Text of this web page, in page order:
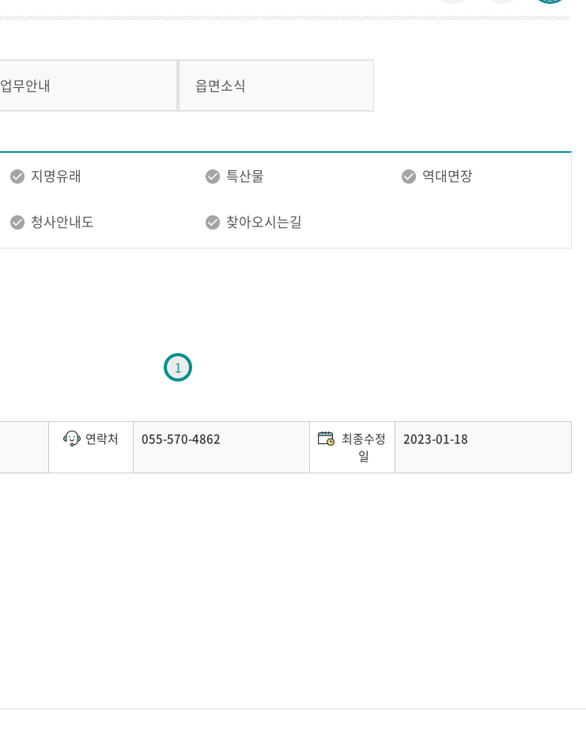
업무안내 읍면소식
지명유래 특산물 역대면장
청사안내도 찾아오시는길
1
연락처 055-570-4862
최종수정
일
2023-01-18